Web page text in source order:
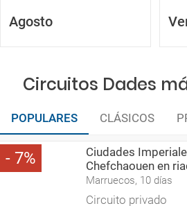
Agosto
Circuitos Dades
POPULARES CLÁSICOS
7
Ciudades
Chefchaouen en
Marruecos, 10 días
Circuito privado